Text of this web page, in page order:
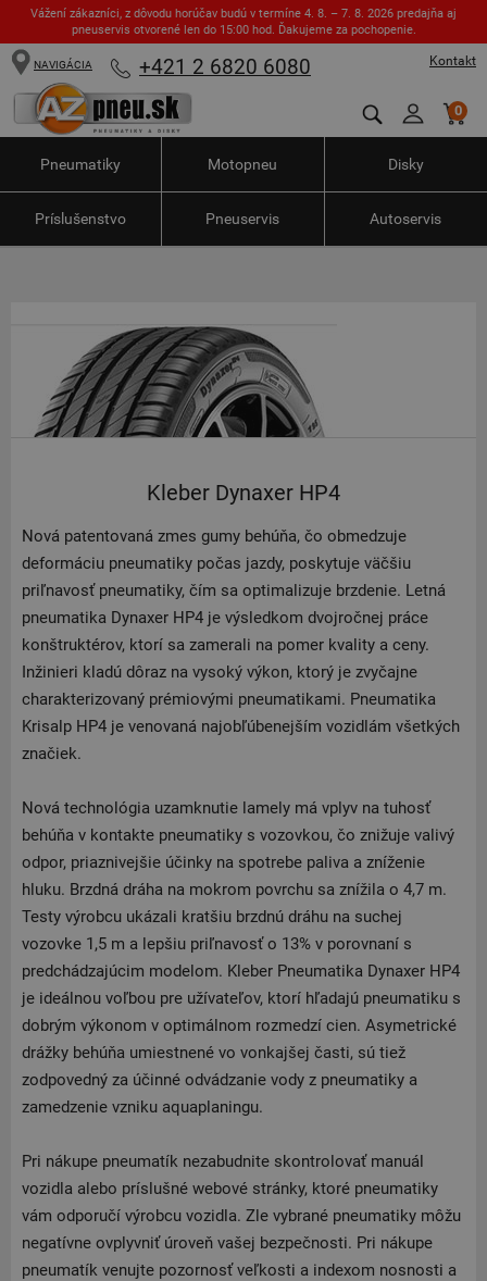
Vážení zákazníci, z dôvodu horúčav budú v termíne 4. 8. – 7. 8. 2026 predajňa aj
pneuservis otvorené len do 15:00 hod. Ďakujeme za pochopenie.
Kontakt
NAVIGÁCIA +421 2 6820 6080
0
Pneumatiky Motopneu Disky
Príslušenstvo Pneuservis Autoservis
Kleber Dynaxer HP4
Nová patentovaná zmes gumy behúňa, čo obmedzuje
deformáciu pneumatiky počas jazdy, poskytuje väčšiu
priľnavosť pneumatiky, čím sa optimalizuje brzdenie. Letná
pneumatika Dynaxer HP4 je výsledkom dvojročnej práce
konštruktérov, ktorí sa zamerali na pomer kvality a ceny.
Inžinieri kladú dôraz na vysoký výkon, ktorý je zvyčajne
charakterizovaný prémiovými pneumatikami. Pneumatika
Krisalp HP4 je venovaná najobľúbenejším vozidlám všetkých
značiek.
Nová technológia uzamknutie lamely má vplyv na tuhosť
behúňa v kontakte pneumatiky s vozovkou, čo znižuje valivý
odpor, priaznivejšie účinky na spotrebe paliva a zníženie
hluku. Brzdná dráha na mokrom povrchu sa znížila o 4,7 m.
Testy výrobcu ukázali kratšiu brzdnú dráhu na suchej
vozovke 1,5 m a lepšiu priľnavosť o 13% v porovnaní s
predchádzajúcim modelom. Kleber Pneumatika Dynaxer HP4
je ideálnou voľbou pre užívateľov, ktorí hľadajú pneumatiku s
dobrým výkonom v optimálnom rozmedzí cien. Asymetrické
drážky behúňa umiestnené vo vonkajšej časti, sú tiež
zodpovedný za účinné odvádzanie vody z pneumatiky a
zamedzenie vzniku aquaplaningu.
Pri nákupe pneumatík nezabudnite skontrolovať manuál
vozidla alebo príslušné webové stránky, ktoré pneumatiky
vám odporučí výrobcu vozidla. Zle vybrané pneumatiky môžu
negatívne ovplyvniť úroveň vašej bezpečnosti. Pri nákupe
pneumatík venujte pozornosť veľkosti a indexom nosnosti a